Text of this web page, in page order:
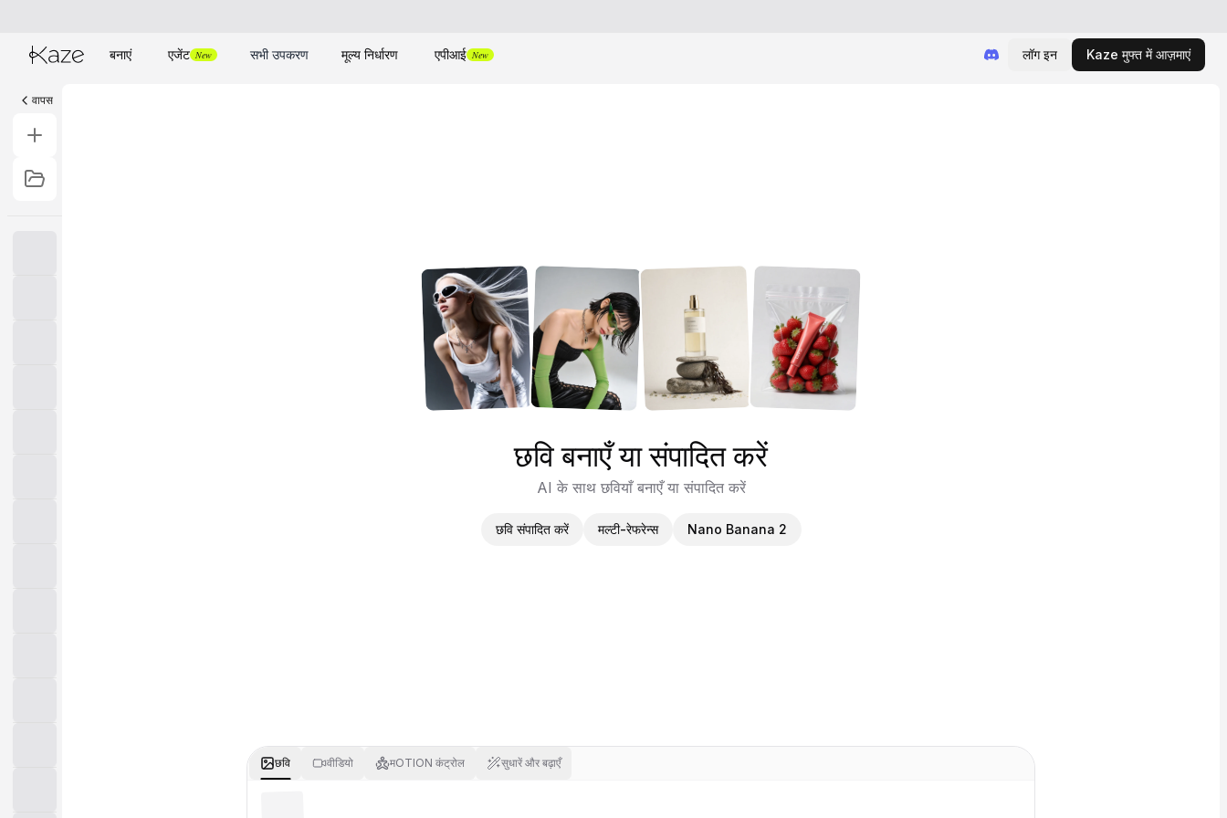
बनाएं एजेंट New सभी उपकरण मूल्य निर्धारण एपीआई New लॉग इन Kaze मुफ्त में आज़माएं
वापस
छवि बनाएँ या संपादित करें
AI के साथ छवियाँ बनाएँ या संपादित करें
छवि संपादित करें मल्टी-रेफरेन्स Nano Banana 2
छवि वीडियो मOTION कंट्रोल सुधारें और बढ़ाएँ